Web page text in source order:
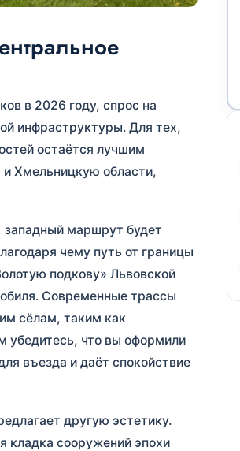
в 2026 году, спрос на
инфраструктуры. Для тех,
остаётся лучшим
Хмельницкую области,
маршрут будет
чему путь от границы
подкову» Львовской
Современные трассы
сёлам, таким как
убедитесь, что вы оформили
въезда и даёт спокойствие
другую эстетику.
кладка сооружений эпохи